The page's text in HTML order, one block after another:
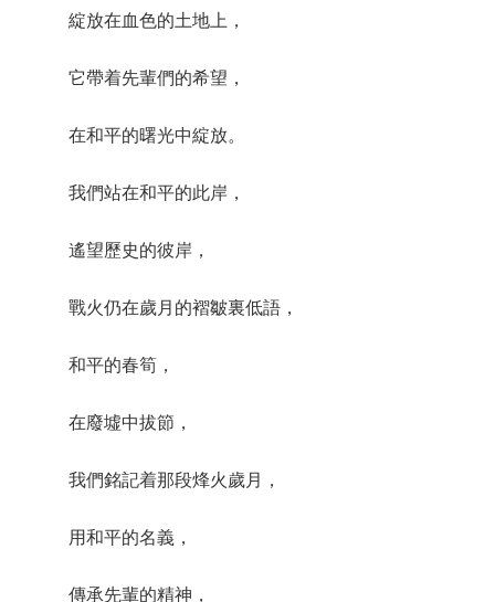
綻放在血色的土地上，
它帶着先輩們的希望，
在和平的曙光中綻放。
我們站在和平的此岸，
遙望歷史的彼岸，
戰火仍在歲月的褶皺裏低語，
和平的春筍，
在廢墟中拔節，
我們銘記着那段烽火歲月，
用和平的名義，
傳承先輩的精神，